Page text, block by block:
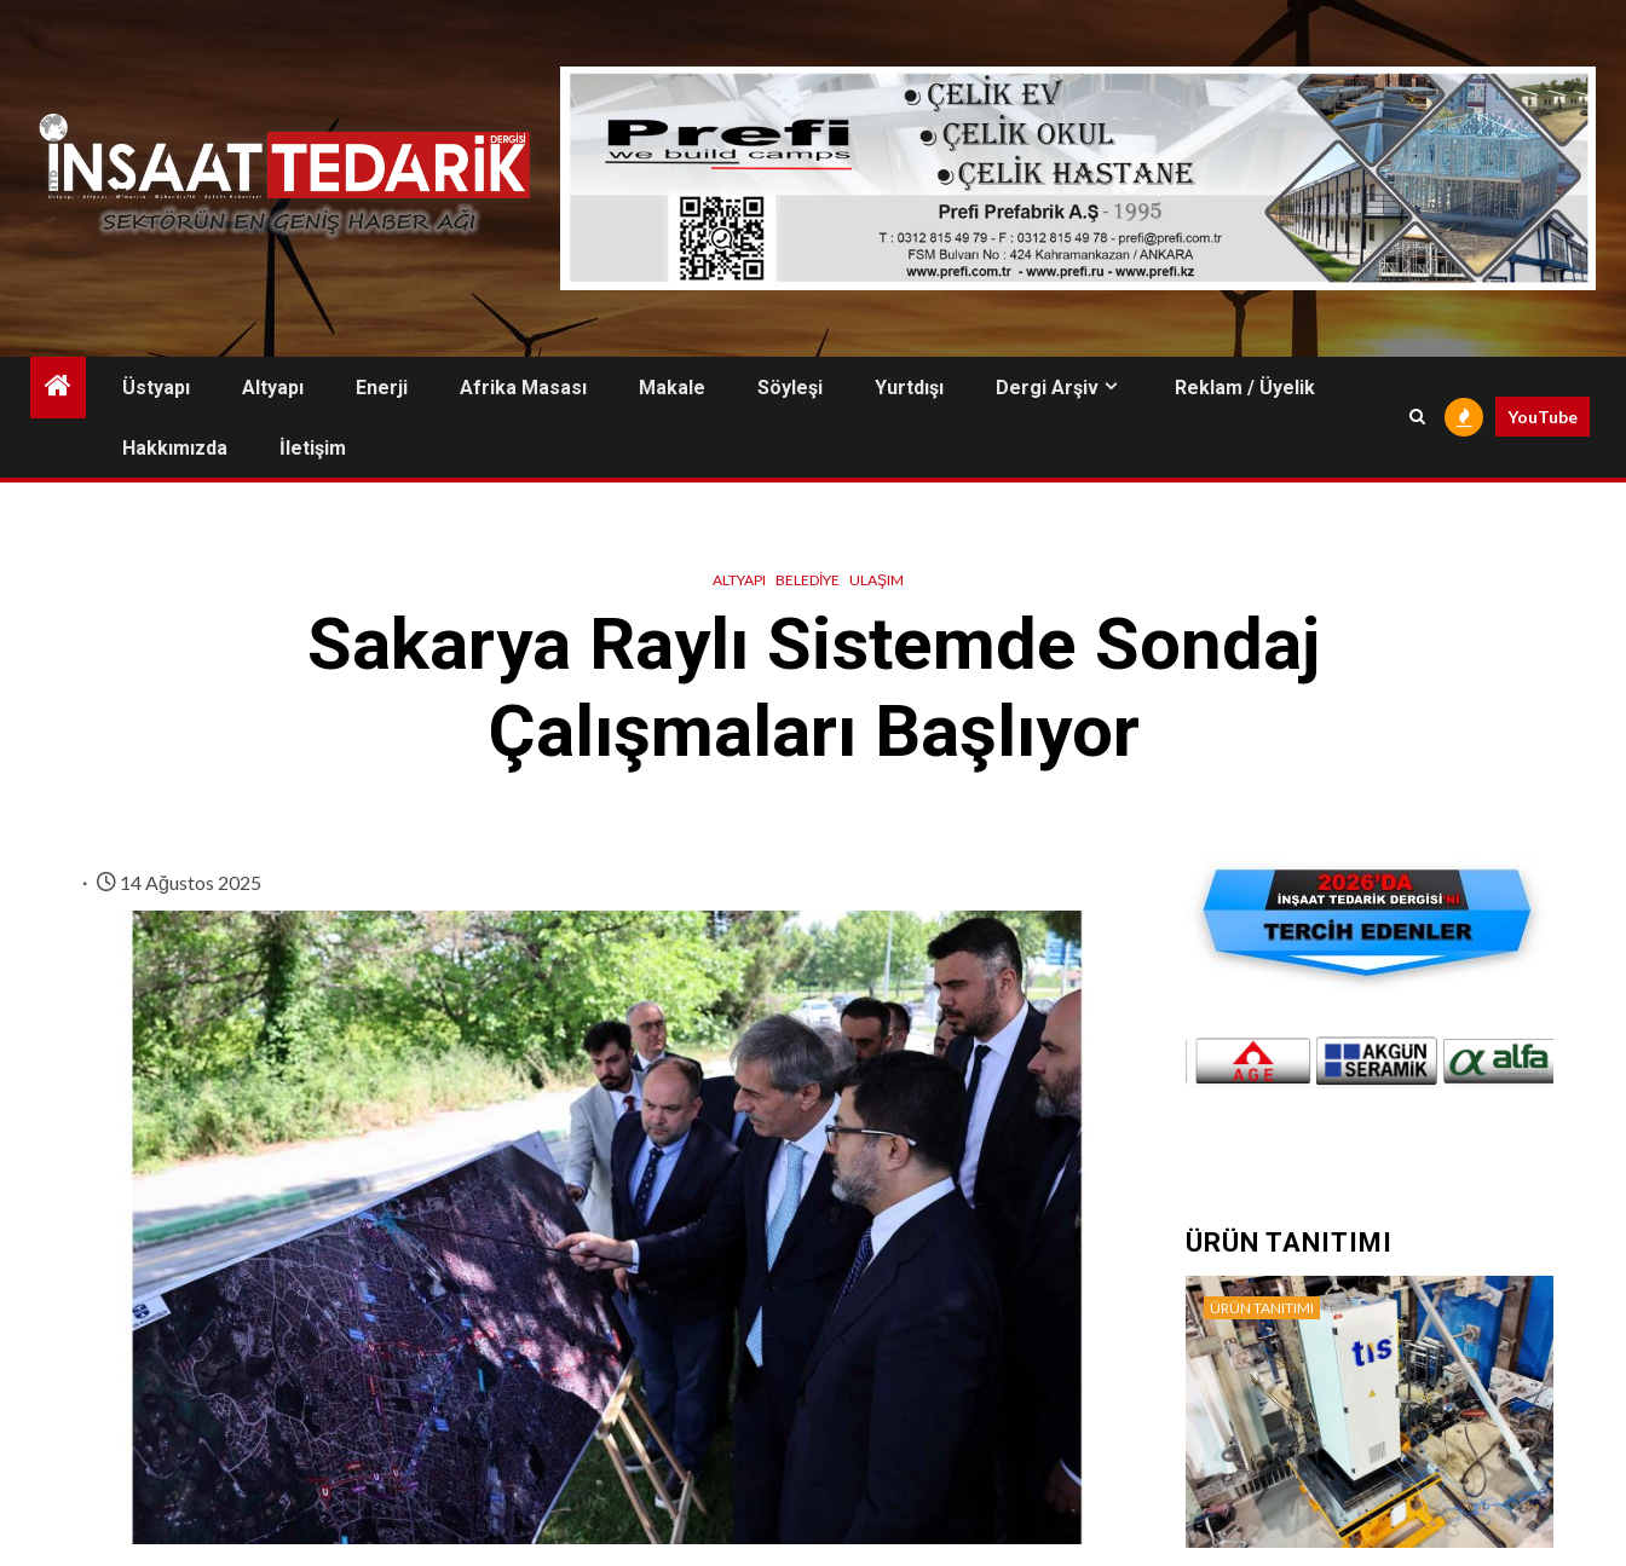
Üstyapı Altyapı Enerji Afrika Masası Makale Söyleşi Yurtdışı Dergi Arşiv Reklam / Üyelik
Hakkımızda İletişim
YouTube
ALTYAPI BELEDIYE ULAŞIM
Sakarya Raylı Sistemde Sondaj
Çalışmaları Başlıyor
14 Ağustos 2025
ÜRÜN TANITIMI
ÜRÜN TANITIMI